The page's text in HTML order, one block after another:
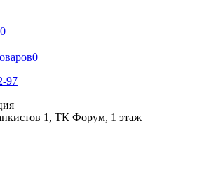
0
0
97
1, ТК Форум, 1 этаж